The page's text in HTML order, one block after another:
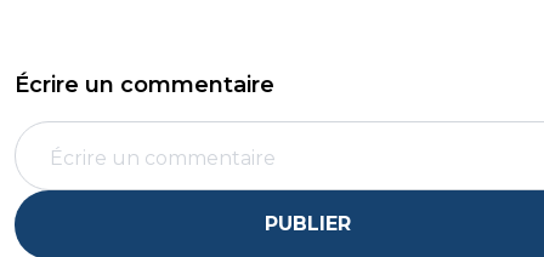
Écrire un commentaire
PUBLIER